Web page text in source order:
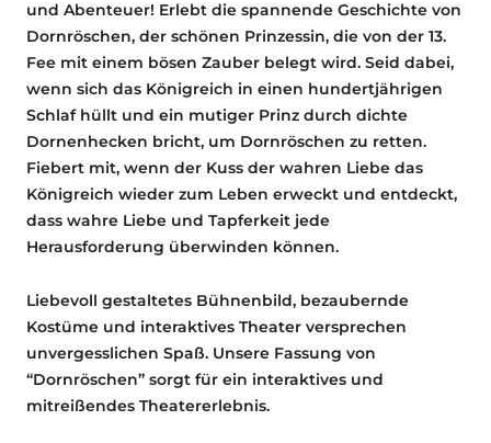
und Abenteuer! Erlebt die spannende Geschichte von
Dornröschen, der schönen Prinzessin, die von der 13.
Fee mit einem bösen Zauber belegt wird. Seid dabei,
wenn sich das Königreich in einen hundertjährigen
Schlaf hüllt und ein mutiger Prinz durch dichte
Dornenhecken bricht, um Dornröschen zu retten.
Fiebert mit, wenn der Kuss der wahren Liebe das
Königreich wieder zum Leben erweckt und entdeckt,
dass wahre Liebe und Tapferkeit jede
Herausforderung überwinden können.
Liebevoll gestaltetes Bühnenbild, bezaubernde
Kostüme und interaktives Theater versprechen
unvergesslichen Spaß. Unsere Fassung von
“Dornröschen” sorgt für ein interaktives und
mitreißendes Theatererlebnis.